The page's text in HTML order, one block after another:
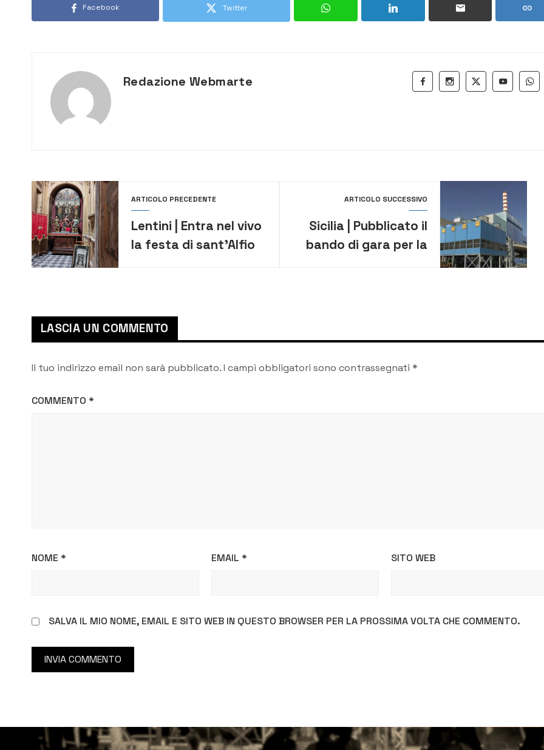
Facebook Twitter
Redazione Webmarte
ARTICOLO PRECEDENTE
Lentini | Entra nel vivo
la festa di sant’Alfio
ARTICOLO SUCCESSIVO
Sicilia | Pubblicato il
bando di gara per la
LASCIA UN COMMENTO
Il tuo indirizzo email non sarà pubblicato.I campi obbligatori sono contrassegnati *
COMMENTO *
NOME * EMAIL * SITO WEB
SALVA IL MIO NOME, EMAIL E SITO WEB IN QUESTO BROWSER PER LA PROSSIMA VOLTA CHE COMMENTO.